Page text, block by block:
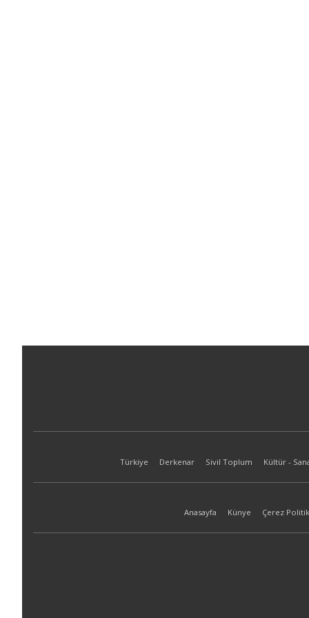
Türkiye Derkenar Sivil Toplum Kültür -
Anasayfa Künye Çerez